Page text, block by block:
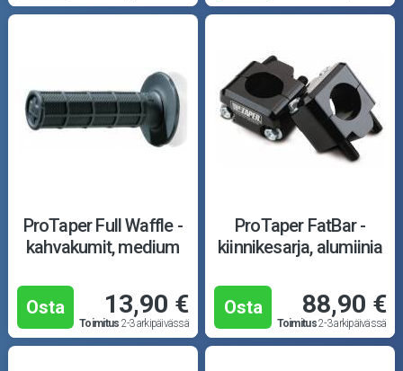
ProTaper Full Waffle -
kahvakumit, medium
Osta 13,90 €
Toimitus 2-3 arkipäivässä
ProTaper FatBar -
kiinnikesarja, alumiinia
Osta 88,90 €
Toimitus2-3 arkipäivässä